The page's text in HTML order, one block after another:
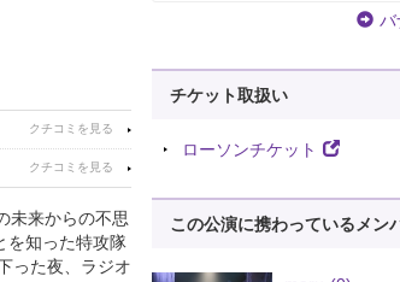
未来からの不思
を知った特攻隊
った夜、ラジオ
バ
チケット取扱い
ローソンチケット
この公演に携わっているメン